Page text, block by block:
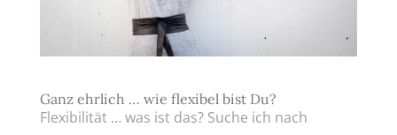
Ganz ehrlich … wie flexibel bist Du?
Flexibilität … was ist das? Suche ich nach